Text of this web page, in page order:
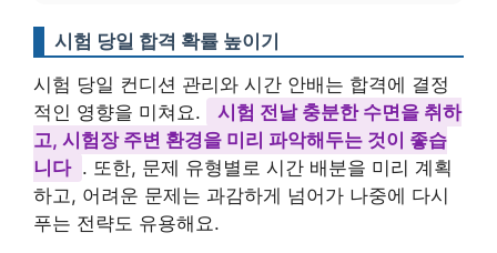
시험 당일 합격 확률 높이기
시험 당일 컨디션 관리와 시간 안배는 합격에 결정
적인 영향을 미쳐요.
시험 전날 충분한 수면을 취하
고, 시험장 주변 환경을 미리 파악해두는 것이 좋습
니다 . 또한, 문제 유형별로 시간 배분을 미리 계획
하고, 어려운 문제는 과감하게 넘어가 나중에 다시
푸는 전략도 유용해요.